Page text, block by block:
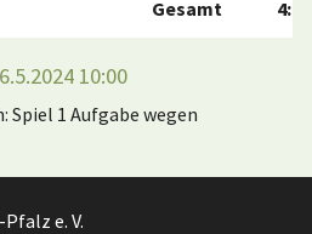
Gesamt 4:2
10:00
Spiel 1 Aufgabe wegen
e. V.